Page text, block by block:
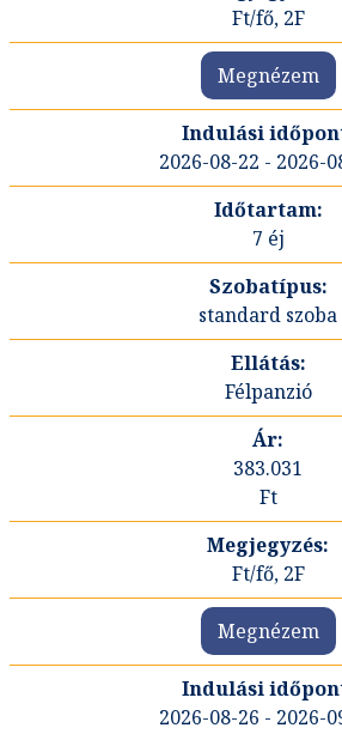
Ft/fő, 2F
Megnézem
2026-08-22 - 2026-
7 éj
standard szoba
Félpanzió
383.031
Ft
Ft/fő, 2F
Megnézem
2026-08-26 - 2026-